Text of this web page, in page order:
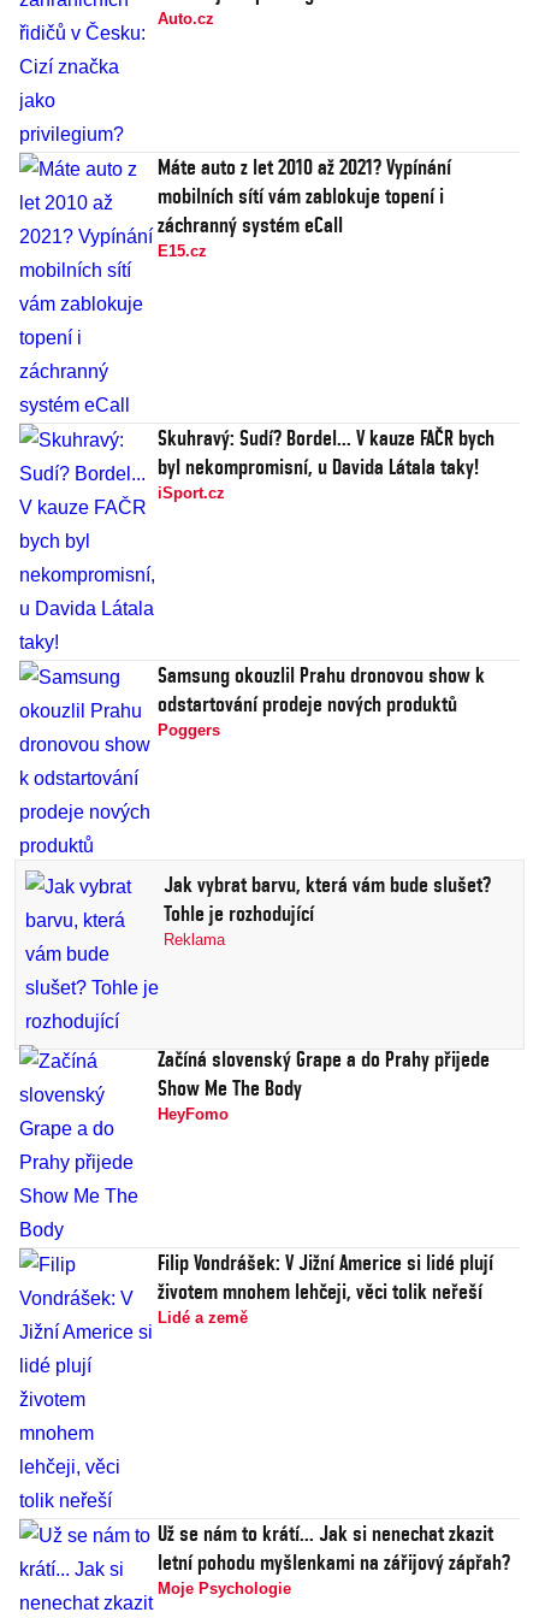
Auto.cz
Máte auto z let 2010 až 2021? Vypínání
mobilních sítí vám zablokuje topení i
záchranný systém eCall
E15.cz
Skuhravý: Sudí? Bordel... V kauze FAČR bych
byl nekompromisní, u Davida Látala taky!
iSport.cz
Samsung okouzlil Prahu dronovou show k
odstartování prodeje nových produktů
Poggers
Jak vybrat barvu, která vám bude slušet?
Tohle je rozhodující
Reklama
Začíná slovenský Grape a do Prahy přijede
Show Me The Body
HeyFomo
Filip Vondrášek: V Jižní Americe si lidé plují
životem mnohem lehčeji, věci tolik neřeší
Lidé a země
Už se nám to krátí... Jak si nenechat zkazit
letní pohodu myšlenkami na zářijový zápřah?
Moje Psychologie